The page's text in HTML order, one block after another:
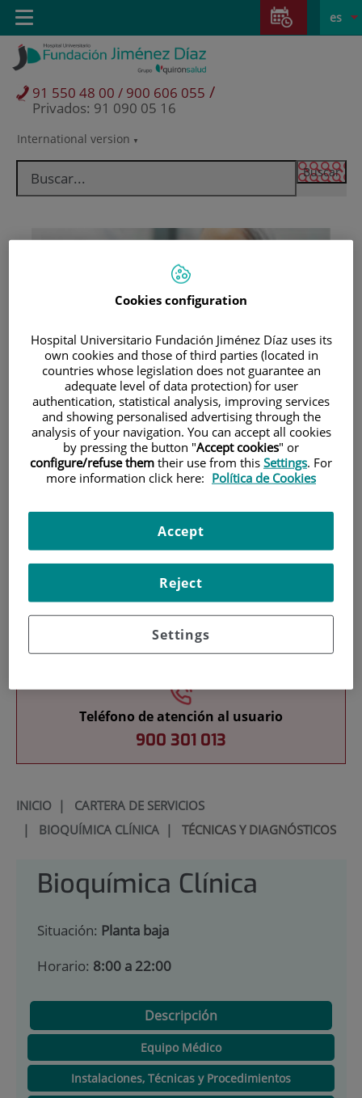
Saltar al contenido
Saltar
contenido
Selector
idioma
activo
es
International version
91 550 48 00 / 900 606 055 /
Privados: 91 090 05 16
Toggle
navigation
Pacientes y visitantes
Investigación
Teléfono de atención al usuario
900 301 013
INICIO| CARTERA DE SERVICIOS
| BIOQUÍMICA CLÍNICA| TÉCNICAS Y DIAGNÓSTICOS
Bioquímica Clínica
Situación: Planta baja
Horario: 8:00 a 22:00
Descripción
Equipo Médico
Instalaciones, Técnicas y Procedimientos
Cookies configuration
Hospital Universitario Fundación Jiménez Díaz uses its
own cookies and those of third parties (located in
countries whose legislation does not guarantee an
adequate level of data protection) for user
authentication, statistical analysis, improving services
and showing personalised advertising through the
analysis of your navigation. You can accept all cookies
by pressing the button "Accept cookies" or
configure/refuse them their use from this Settings. For
more information click here: Política de Cookies
Settings
Reject
Accept